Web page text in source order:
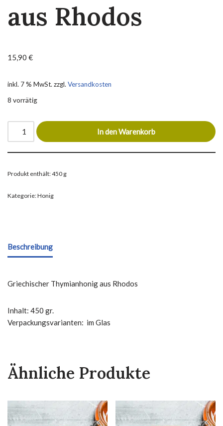
aus Rhodos
15,90 €
inkl. 7 % MwSt.zzgl.Versandkosten
8 vorrätig
In den Warenkorb
Produkt enthält: 450 g
Kategorie:Honig
Beschreibung
Griechischer Thymianhonig aus Rhodos
Inhalt: 450 gr.
Verpackungsvarianten: im Glas
Ähnliche Produkte